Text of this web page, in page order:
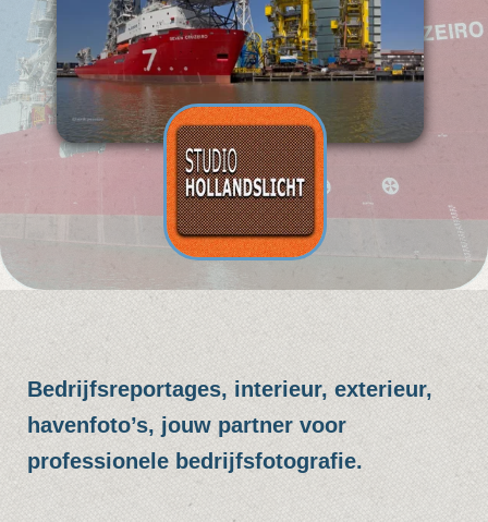
havenfoto’s, jouw partner voor
professionele bedrijfsfotografie.
Of het nu binnen uw bedrijf is voor
interieurfoto’s of de buitenkant van uw bedrijf,
Studio Hollandslicht staat klaar om de
perfecte foto's te maken. Met de juiste
apparatuur, belichting en een scherp oog
voor een mooi en aantrekkelijk beeld,
beeld.
Studio Hollandslicht is niet alleen
gespecialiseerd in havenfotografie, maar ook
in het vastleggen van beelden voor websites,
folders, jaarverslagen en ander promotioneel
materiaal. Onze prijzen zijn eerlijk en
transparant, zodat u hoogwaardige fotografie
kunt krijgen tegen een betaalbare prijs.